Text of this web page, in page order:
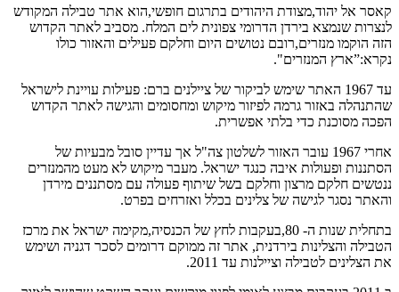
קאסר אל יהוד,מצודת היהודים בתרגום חופשי,הוא אתר טבילה המקודש
לנצרות שנמצא בירדן הדרומי צפונית לים המלח. מסביב לאתר הקדוש
הזה הוקמו מנזרים,רובם נטושים היום וחלקם פעילים והאזור כולו
נקרא:”ארץ המנזרים".
עד 1967 האתר שימש לביקור של ציילנים ברם: פעילות עויינת לישראל
שהתנהלה באזור גרמה לפיזור מיקוש ומחסומים והגישה לאתר הקדוש
הפכה מסוכנת כדי בלתי אפשרית.
אחרי 1967 עובר האזור לשלטון צה"ל אך עדיין סובל מבעיות של
הסתננות ופעולות איבה כנגד ישראל. מעבר מיקוש לא מעט מהמנזרים
ננטשים חלקם מרצון וחלקם בשל שיתוף פעולה עם מסתננים מירדן
והאתר נסגר לגישה של צלינים בכלל ואזרחים בפרט.
בתחלית שנות ה- 80,בעקבות לחץ של הכנסיה,מקימה ישראל את מרכז
הטבילה והצלינות בירדנית, אתר זה ממוקם דרומים לסכר דגניה ושימש
את הצלינים לטבילה וציילנות עד 2011.